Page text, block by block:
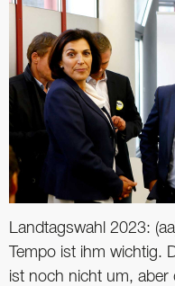
Landtagswahl 2023:
Tempo ist ihm wichtig.
ist noch nicht um, aber